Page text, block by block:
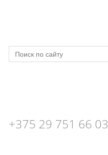
+375 29 751 66 03